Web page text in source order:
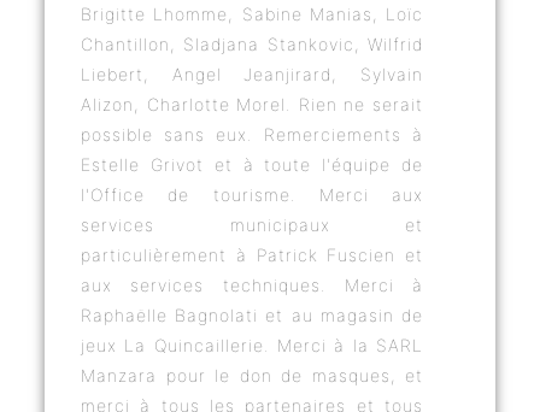
Brigitte Lhomme, Sabine Manias, Loïc
Chantillon, Sladjana Stankovic, Wilfrid
Liebert, Angel Jeanjirard, Sylvain
Alizon, Charlotte Morel. Rien ne serait
possible sans eux. Remerciements à
Estelle Grivot et à toute l'équipe de
l'Office de tourisme. Merci aux
services municipaux et
particulièrement à Patrick Fuscien et
aux services techniques. Merci à
Raphaëlle Bagnolati et au magasin de
jeux La Quincaillerie. Merci à la SARL
Manzara pour le don de masques, et
merci à tous les partenaires et tous